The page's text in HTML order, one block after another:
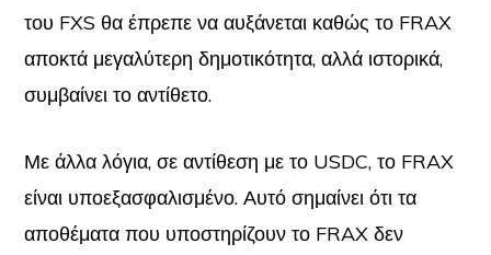
του FXS θα έπρεπε να αυξάνεται καθώς το FRAX
αποκτά μεγαλύτερη δημοτικότητα, αλλά ιστορικά,
συμβαίνει το αντίθετο.
Με άλλα λόγια, σε αντίθεση με το USDC, το FRAX
είναι υποεξασφαλισμένο. Αυτό σημαίνει ότι τα
αποθέματα που υποστηρίζουν το FRAX δεν